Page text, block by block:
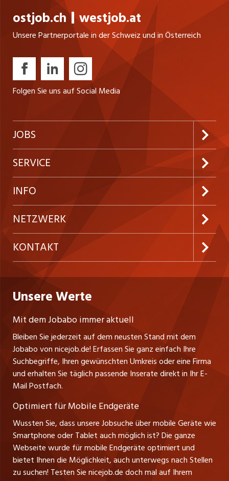
ostjob.ch westjob.at
Unsere Partnerportale in der Schweiz und in Österreich
Folgen Sie uns auf Social Media
JOBS
Jobabo abonnieren
Neue Stellen
Festanstellungen
Temporäre Jobs
Freelance Jobs
Praktika
Lehrstellen
Führungspositionen
Management / Kader-Jobs
SERVICE
Kundenlogin
Inserieren
Firmen
Personalvermittler
INFO
Preise und Leistungen
AGB
Datenschutzerklärung
Nutzungsbedingungen
Impressum
NETZWERK
ostjob.ch
westjob.at
jobzüri.ch
jobmittelland.ch
jobbern.ch
jobbasel.ch
zentraljob.ch
myjob.ch
schaffu.ch (VS)
ajourjob.ch
KONTAKT
Niederlassung
Fa. nicejob.de
PR Medien GmbH
Lindauer Straße 16
D-88239 Wangen
Tel. +49 07522 795034
Thomas Reiner
Ansprechpartner
Unsere Werte
Mit dem Jobabo immer aktuell
Bleiben Sie jederzeit auf dem neusten Stand mit dem
Jobabo von nicejob.de! Erfassen Sie ganz einfach Ihre
Suchbegriffe, Ihren gewünschten Umkreis oder eine Firma
und erhalten Sie täglich passende Inserate direkt in Ihr E-
Mail Postfach.
Optimiert für Mobile Endgeräte
Wussten Sie, dass unsere Jobsuche über mobile Geräte wie
Smartphone oder Tablet auch möglich ist? Die ganze
Webseite wurde für mobile Endgeräte optimiert und
bietet Ihnen die Möglichkeit, auch unterwegs nach Stellen
zu suchen! Testen Sie nicejob.de doch mal auf Ihrem